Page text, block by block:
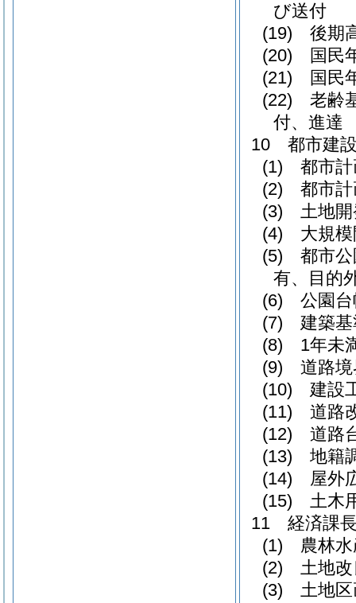
び送付
(19) 後期
(20) 国民
(21) 国民
(22) 老齢
付、進達
10 都市建
(1) 都市計
(2) 都市計
(3) 土地開
(4) 大規模
(5) 都市公
有、目的
(6) 公園台
(7) 建築基
(8) 1年未
(9) 道路境
(10) 建設
(11) 道路
(12) 道路
(13) 地籍
(14) 屋外
(15) 土木
11 経済課
(1) 農林水
(2) 土地改
(3) 土地区